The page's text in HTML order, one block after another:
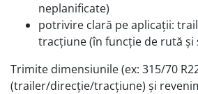
neplanificate)
potrivire clară pe aplicații:
tracțiune (în funcție de rută și
Trimite dimensiunile (ex: 315/70
(trailer/direcție/tracțiune) și